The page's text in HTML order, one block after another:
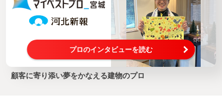
プロのインタビューを読む
顧客に寄り添い夢をかなえる建物のプロ